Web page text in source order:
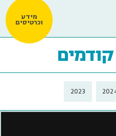
מידע
וכרטיסים
2023